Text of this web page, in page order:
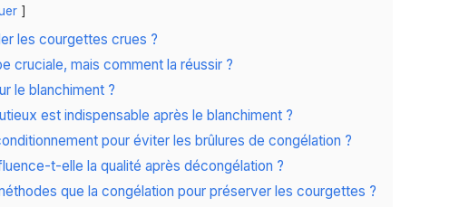
les courgettes crues ?
cruciale, mais comment la réussir ?
le blanchiment ?
est indispensable après le blanchiment ?
pour éviter les brûlures de congélation ?
t-elle la qualité après décongélation ?
que la congélation pour préserver les courgettes ?